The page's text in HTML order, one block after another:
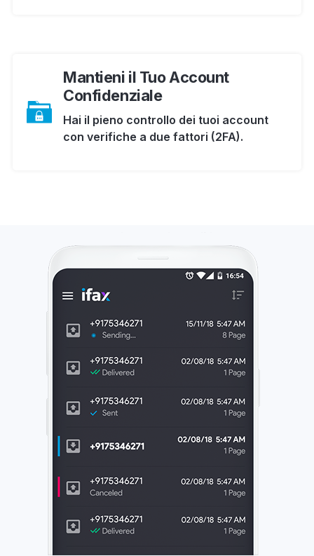
Mantieni il Tuo Account
Confidenziale
Hai il pieno controllo dei tuoi account
con verifiche a due fattori (2FA).